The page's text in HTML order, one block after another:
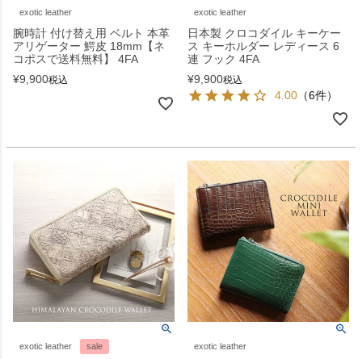
exotic leather
腕時計 付け替え用 ベルト 本革
アリゲーター 鰐皮 18mm【ネ
コポスで送料無料】 4FA
¥9,900税込
exotic leather
日本製 クロコダイル キーケー
ス キーホルダー レディース 6
連 フック 4FA
¥9,900税込
4.00 （6件）
exotic leather sale exotic leather